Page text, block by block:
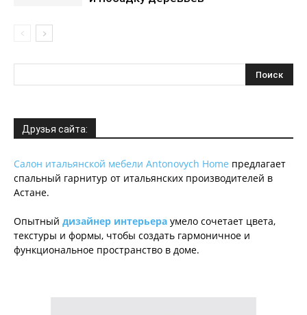
Друзья сайта:
Салон итальянской мебели Antonovych Home предлагает
спальный гарнитур от итальянских производителей в
Астане.
Опытный дизайнер интерьера умело сочетает цвета,
текстуры и формы, чтобы создать гармоничное и
функциональное пространство в доме.